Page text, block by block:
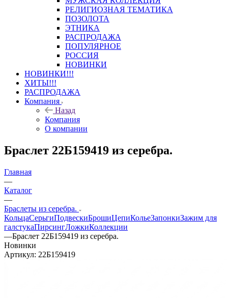
РЕЛИГИОЗНАЯ ТЕМАТИКА
ПОЗОЛОТА
ЭТНИКА
РАСПРОДАЖА
ПОПУЛЯРНОЕ
РОССИЯ
НОВИНКИ
НОВИНКИ!!!
ХИТЫ!!!
РАСПРОДАЖА
Компания
Назад
Компания
О компании
Браслет 22Б159419 из серебра.
Главная
—
Каталог
—
Браслеты из серебра.
КольцаСерьгиПодвескиБрошиЦепиКольеЗапонкиЗажим для
галстукаПирсингЛожкиКоллекции
—Браслет 22Б159419 из серебра.
Новинки
Артикул: 22Б159419